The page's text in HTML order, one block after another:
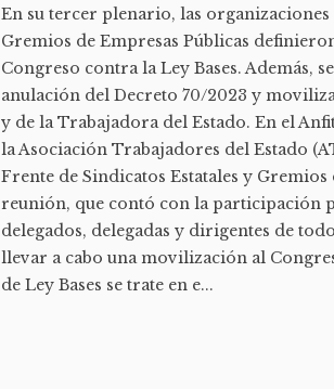
En su tercer plenario, las
Gremios de Empresas Públicas
Congreso contra la Ley Bases. Además,
anulación del Decreto 70/2023 y
y de la Trabajadora del Estado. En el
la Asociación Trabajadores del Estado
Frente de Sindicatos Estatales y
reunión, que contó con la participación
delegados, delegadas y dirigentes de
llevar a cabo una movilización al
de Ley Bases se trate en e...